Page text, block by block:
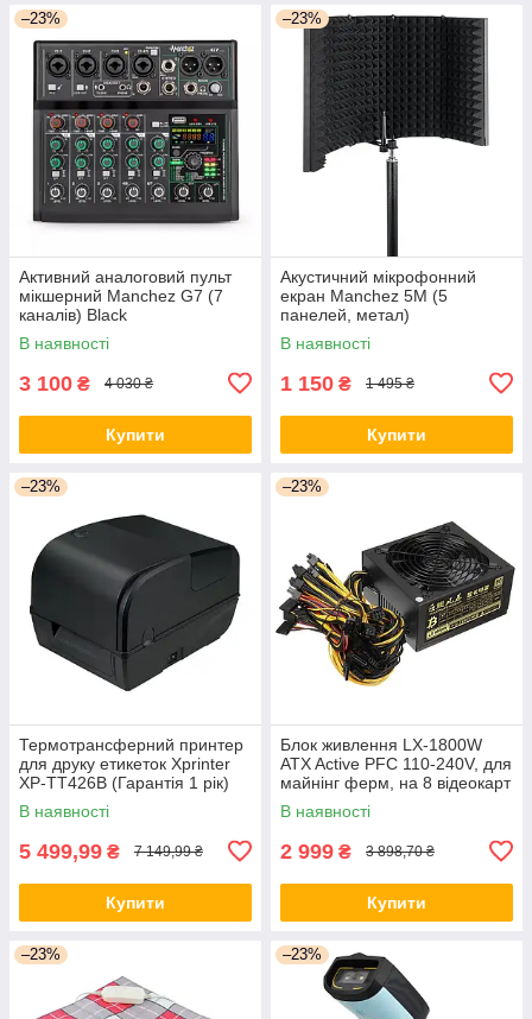
–23%
Активний аналоговий пульт
мікшерний Manchez G7 (7
каналів) Black
В наявності
3 100 ₴ 4 030 ₴
Купити
–23%
Акустичний мікрофонний
екран Manchez 5M (5
панелей, метал)
В наявності
1 150 ₴ 1 495 ₴
Купити
–23%
Термотрансферний принтер
для друку етикеток Xprinter
XP-TT426B (Гарантія 1 рік)
Black
В наявності
5 499,99 ₴ 7 149,99 ₴
Купити
–23%
Блок живлення LX-1800W
ATX Active PFC 110-240V, для
майнінг ферм, на 8 відеокарт
В наявності
2 999 ₴ 3 898,70 ₴
Купити
–23% –23%